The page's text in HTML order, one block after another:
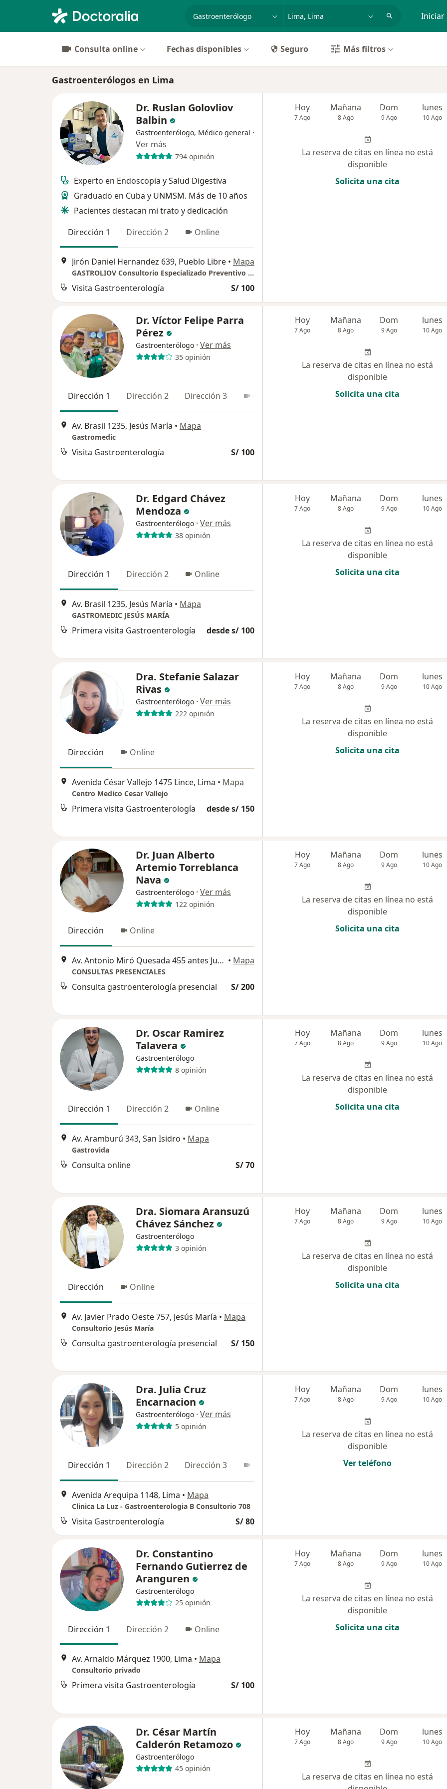
especialidad, enfermedad o nombre Iniciar
Consulta online Fechas disponibles Seguro Más filtros
Gastroenterólogos en Lima
Dr. Ruslan Golovliov
Balbin
Gastroenterólogo, Médico general ·
Ver más
794 opinión
Experto en Endoscopia y Salud Digestiva
Graduado en Cuba y UNMSM. Más de 10 años
Pacientes destacan mi trato y dedicación
Dirección 1
Dirección 2 Online
Jirón Daniel Hernandez 639, Pueblo Libre • Mapa
GASTROLIOV Consultorio Especializado Preventivo Gastroenterologico
Visita Gastroenterología S/ 100
Hoy
7 Ago
Mañana
8 Ago
Dom
9 Ago
lunes
10 Ago
La reserva de citas en línea no está
disponible
Solicita una cita
Dr. Víctor Felipe Parra
Pérez
Gastroenterólogo · Ver más
35 opinión
Dirección 1 Dirección 2 Dirección 3
Av. Brasil 1235, Jesús María • Mapa
Gastromedic
Visita Gastroenterología S/ 100
Hoy
7 Ago
Mañana
8 Ago
Dom
9 Ago
lunes
10 Ago
La reserva de citas en línea no está
disponible
Solicita una cita
Dr. Edgard Chávez
Mendoza
Gastroenterólogo · Ver más
38 opinión
Dirección 1 Dirección 2 Online
Av. Brasil 1235, Jesús María • Mapa
GASTROMEDIC JESÚS MARÍA
Primera visita Gastroenterología desde s/ 100
Hoy
7 Ago
Mañana
8 Ago
Dom
9 Ago
lunes
10 Ago
La reserva de citas en línea no está
disponible
Solicita una cita
Dra. Stefanie Salazar
Rivas
Gastroenterólogo · Ver más
222 opinión
Dirección Online
Avenida César Vallejo 1475 Lince, Lima • Mapa
Centro Medico Cesar Vallejo
Primera visita Gastroenterología desde s/ 150
Hoy
7 Ago
Mañana
8 Ago
Dom
9 Ago
lunes
10 Ago
La reserva de citas en línea no está
disponible
Solicita una cita
Dr. Juan Alberto
Artemio Torreblanca
Nava
Gastroenterólogo · Ver más
122 opinión
Dirección Online
Av. Antonio Miró Quesada 455 antes Juan de Aliaga 2do piso 201, Magdalena del Mar • Mapa
CONSULTAS PRESENCIALES
Consulta gastroenterología presencial S/ 200
Hoy
7 Ago
Mañana
8 Ago
Dom
9 Ago
lunes
10 Ago
La reserva de citas en línea no está
disponible
Solicita una cita
Dr. Oscar Ramirez
Talavera
Gastroenterólogo
8 opinión
Dirección 1 Dirección 2 Online
Av. Aramburú 343, San Isidro • Mapa
Gastrovida
Consulta online S/ 70
Hoy
7 Ago
Mañana
8 Ago
Dom
9 Ago
lunes
10 Ago
La reserva de citas en línea no está
disponible
Solicita una cita
Dra. Siomara Aransuzú
Chávez Sánchez
Gastroenterólogo
3 opinión
Dirección Online
Av. Javier Prado Oeste 757, Jesús María • Mapa
Consultorio Jesús María
Consulta gastroenterología presencial S/ 150
Hoy
7 Ago
Mañana
8 Ago
Dom
9 Ago
lunes
10 Ago
La reserva de citas en línea no está
disponible
Solicita una cita
Dra. Julia Cruz
Encarnacion
Gastroenterólogo · Ver más
5 opinión
Dirección 1 Dirección 2 Dirección 3
Avenida Arequipa 1148, Lima • Mapa
Clinica La Luz - Gastroenterologia B Consultorio 708
Visita Gastroenterología S/ 80
Hoy
7 Ago
Mañana
8 Ago
Dom
9 Ago
lunes
10 Ago
La reserva de citas en línea no está
disponible
Ver teléfono
Dr. Constantino
Fernando Gutierrez de
Aranguren
Gastroenterólogo
25 opinión
Dirección 1 Dirección 2 Online
Av. Arnaldo Márquez 1900, Lima • Mapa
Consultorio privado
Primera visita Gastroenterología S/ 100
Hoy
7 Ago
Mañana
8 Ago
Dom
9 Ago
lunes
10 Ago
La reserva de citas en línea no está
disponible
Solicita una cita
Dr. César Martín
Calderón Retamozo
Gastroenterólogo
45 opinión
Hoy
7 Ago
Mañana
8 Ago
Dom
9 Ago
lunes
10 Ago
La reserva de citas en línea no está